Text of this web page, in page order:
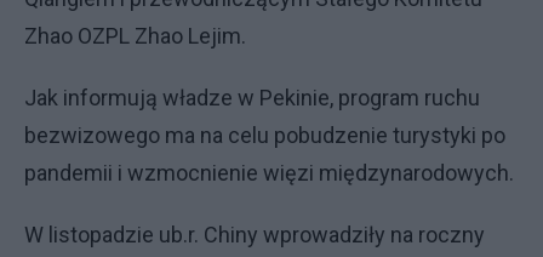
Zhao OZPL Zhao Lejim.
Jak informują władze w Pekinie, program ruchu
bezwizowego ma na celu pobudzenie turystyki po
pandemii i wzmocnienie więzi międzynarodowych.
W listopadzie ub.r. Chiny wprowadziły na roczny